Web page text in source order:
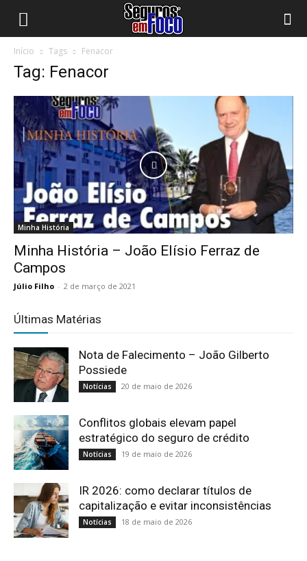
Início Tags Fenacor
Tag: Fenacor
Minha História
Minha História – João Elísio Ferraz de
Campos
Júlio Filho - 2 de março de 2021
Últimas Matérias
Nota de Falecimento – João Gilberto
Possiede
Notícias 20 de maio de 2026
Conflitos globais elevam papel
estratégico do seguro de crédito
Notícias 19 de maio de 2026
IR 2026: como declarar títulos de
capitalização e evitar inconsistências
Notícias 18 de maio de 2026